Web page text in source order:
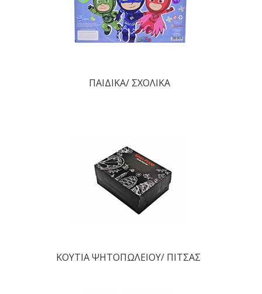
ΠΑΙΔΙΚΑ/ ΣΧΟΛΙΚΑ
ΚΟΥΤΙΑ ΨΗΤΟΠΩΛΕΙΟΥ/ ΠΙΤΣΑΣ